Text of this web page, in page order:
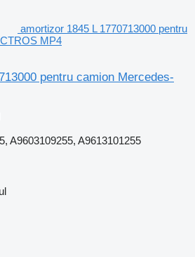
amortizor 1845 L 1770713000 pentru
MP4
pentru camion Mercedes-
A9603109255, A9613101255